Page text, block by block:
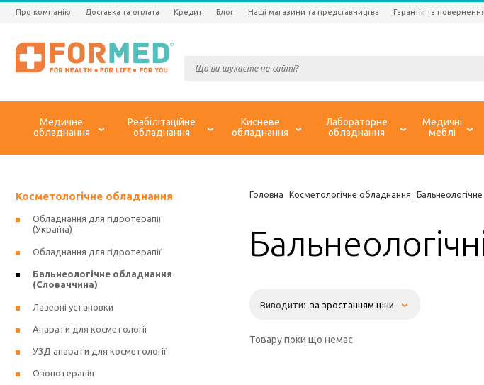
Про компанію Доставка та оплата Кредит Блог Наші магазини та представництва Гарантія та повернення
Медичне
обладнання
Реабілітаційне
обладнання
Кисневе
обладнання
Лабораторне
обладнання
Медичні
меблі
Головна Косметологічне обладнання
Виводити:
Товару поки що немає
Косметологічне обладнання
Обладнання для гідротерапії
(Україна)
Обладнання для гідротерапії
Бальнеологічне обладнання
(Словаччина)
Лазерні установки
Апарати для косметології
УЗД апарати для косметології
Озонотерапія